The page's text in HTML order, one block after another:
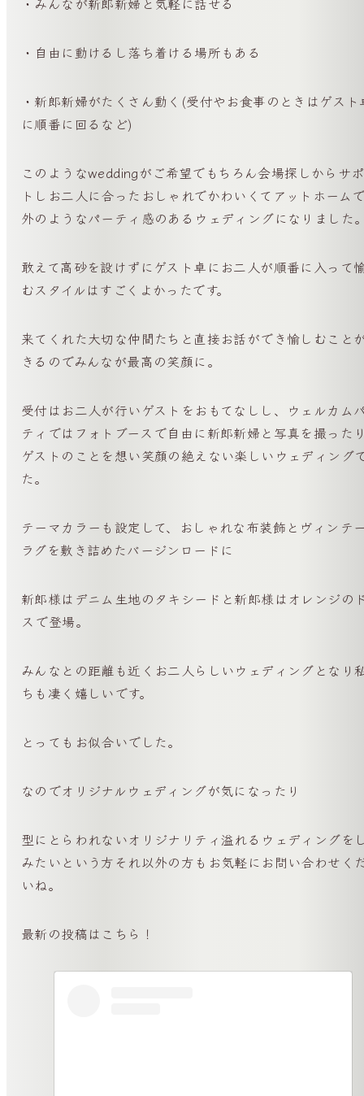
・自由に動けるし落ち着ける場所もある
・新郎新婦がたくさん動く(受付やお食事のときはゲスト
に順番に回るなど)
このようなweddingがご希望でもちろん会場探しからサ
トしお二人に合ったおしゃれでかわいくてアットホーム
外のようなパーティ感のあるウェディングになりました
敢えて高砂を設けずにゲスト卓にお二人が順番に入って
むスタイルはすごくよかったです。
来てくれた大切な仲間たちと直接お話ができ愉しむこと
きるのでみんなが最高の笑顔に。
受付はお二人が行いゲストをおもてなしし、ウェルカム
ティではフォトブースで自由に新郎新婦と写真を撮った
ゲストのことを想い笑顔の絶えない楽しいウェディング
た。
テーマカラーも設定して、おしゃれな布装飾とヴィンテ
ラグを敷き詰めたバージンロードに
新郎様はデニム生地のタキシードと新郎様はオレンジの
スで登場。
みんなとの距離も近くお二人らしいウェディングとなり
ちも凄く嬉しいです。
とってもお似合いでした。
なのでオリジナルウェディングが気になったり
型にとらわれないオリジナリティ溢れるウェディングを
みたいという方それ以外の方もお気軽にお問い合わせく
いね。
最新の投稿はこちら！